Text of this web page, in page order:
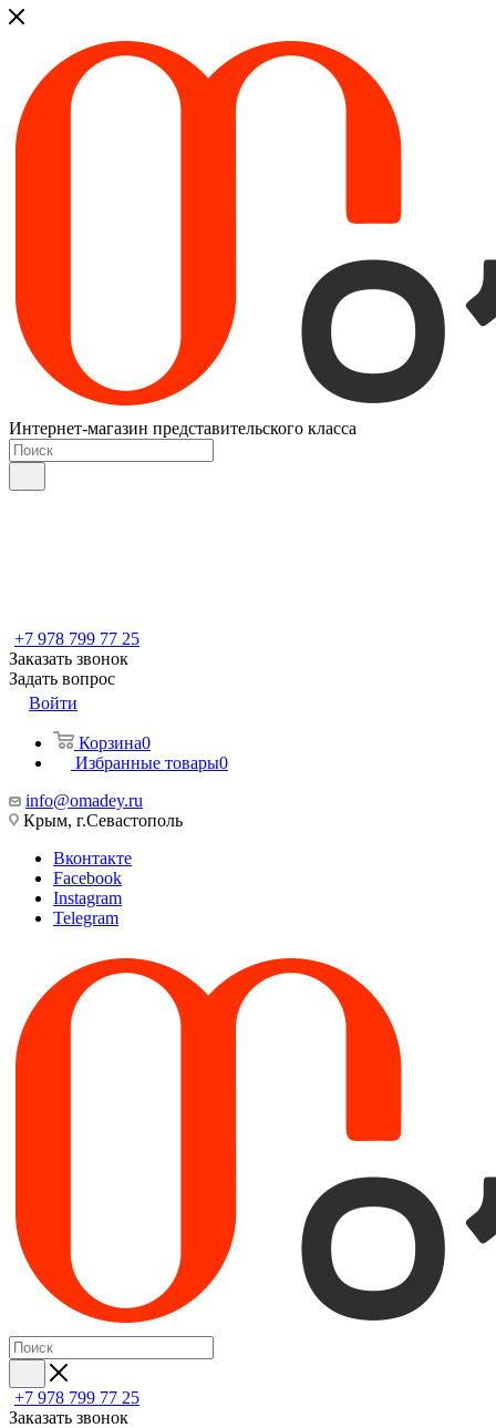
Интернет-магазин представительского класса
+7 978 799 77 25
Заказать звонок
Задать вопрос
Войти
Корзина0
Избранные товары0
info@omadey.ru
Крым, г.Севастополь
Вконтакте
Facebook
Instagram
Telegram
+7 978 799 77 25
Заказать звонок